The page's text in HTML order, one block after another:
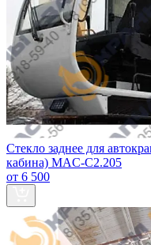
Стекло заднее для
кабина) MAC-C2.205
от 6 500